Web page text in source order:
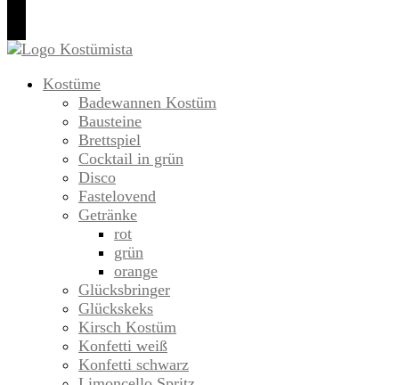
und Halloween
Kostüme
Kostümista- DIY
Kostüminspiration für
Karneval, Fasching und
Halloween
Finde kreative Bastelanleitungen für selbstgemachte
Kostüme
Kostüme
Badewannen Kostüm
Bausteine
Brettspiel
Cocktail in grün
Disco
Fastelovend
Getränke
rot
grün
orange
Glücksbringer
Glückskeks
Kirsch Kostüm
Konfetti weiß
Konfetti schwarz